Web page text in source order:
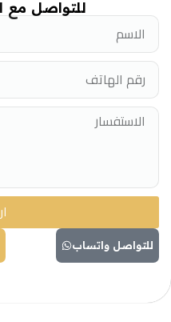
للتواصل مع
للتواصل واتساب